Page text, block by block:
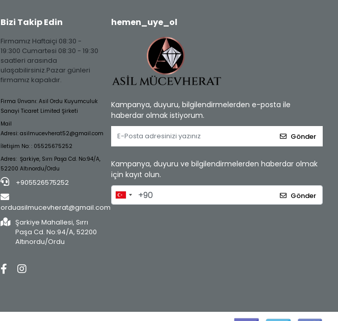
Bizi Takip Edin
Firmamız Haftaiçi 08:30 -
19:300 Cumartesi 08:30 - 19:30
saatleri arasında
ulaşabilirsiniz.Pazar günleri
firmamız kapalıdır.
Firma Ünvanı: Asil Ordu Kuyumculuk
Sanayi Ticaret Limited Şirketi
Mail
Adresi: asilmucevherat52@gmail.com
İletişim No: : 05525675252
Adres: Şarkiye, Sırrı Paşa Cd. No:94/A,
52200 Altınordu/Ordu
+905526575252
orduasilmucevherat@gmail.com
Şarkiye Mahallesi, Sırrı
Paşa Cd. No:94/A, 52200
Altınordu/Ordu
hemen_uye_ol
Kampanya, duyuru, bilgilendirmelerden e-posta ile
haberdar olmak istiyorum.
Gönder
Kampanya, duyuru ve bilgilendirmelerden haberdar olmak
için kayıt olun.
Gönder